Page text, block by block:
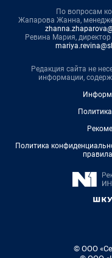
По вопросам
Жапарова Жанна,
Ревина Мария,
Редакция сайта не
информации,
Политика
© ООО